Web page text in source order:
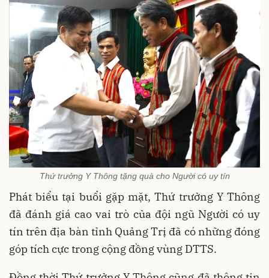
Thứ trưởng Y Thông tặng quà cho Người có uy tín
Phát biểu tại buổi gặp mặt, Thứ trưởng Y Thông
đã đánh giá cao vai trò của đội ngũ Người có uy
tín trên địa bàn tỉnh Quảng Trị đã có những đóng
góp tích cực trong cộng đồng vùng DTTS.